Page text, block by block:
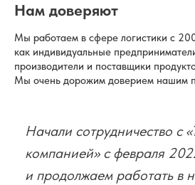
Нам доверяют
Мы работаем в сфере логистики с
как индивидуальные
производители и поставщики
Мы очень дорожим доверием нашим
Начали сотрудничество с
компанией» с февраля
и продолжаем работать в